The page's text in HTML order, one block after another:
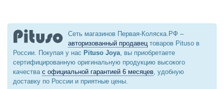
Сеть магазинов Первая-Коляска.РФ –
авторизованный продавец товаров Pituso в
России. Покупая у нас Pituso Joya , вы приобретаете
сертифицированную оригинальную продукцию высокого
качества с официальной гарантией 6 месяцев , удобную
доставку по России и приятные цены.